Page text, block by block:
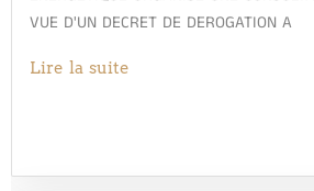
VUE D'UN DECRET DE DEROGATION A
Lire la suite